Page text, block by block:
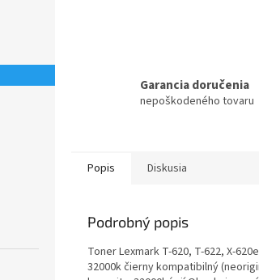
Garancia doručenia
nepoškodeného tovaru
Popis Diskusia
Podrobný popis
Toner Lexmark T-620, T-622, X-
32000k čierny kompatibilný